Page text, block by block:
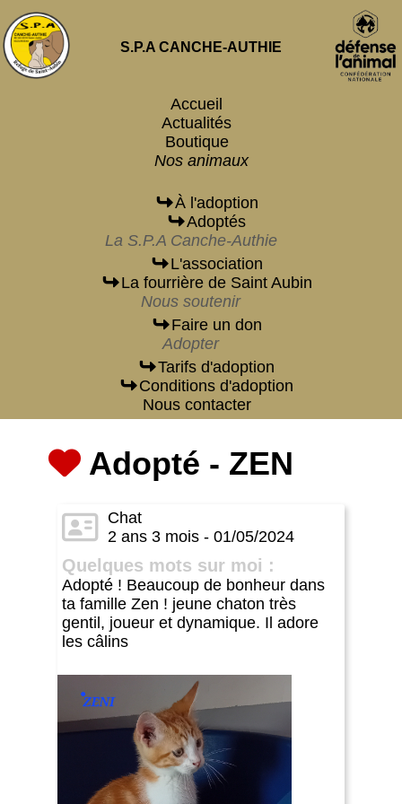
S.P.A CANCHE-AUTHIE
Accueil
Actualités
Boutique
Nos animaux
À l'adoption
Adoptés
La S.P.A Canche-Authie
L'association
La fourrière de Saint Aubin
Nous soutenir
Faire un don
Adopter
Tarifs d'adoption
Conditions d'adoption
Nous contacter
Adopté - ZEN
Chat
2 ans 3 mois - 01/05/2024
Quelques mots sur moi :
Adopté ! Beaucoup de bonheur dans
ta famille Zen ! jeune chaton très
gentil, joueur et dynamique. Il adore
les câlins